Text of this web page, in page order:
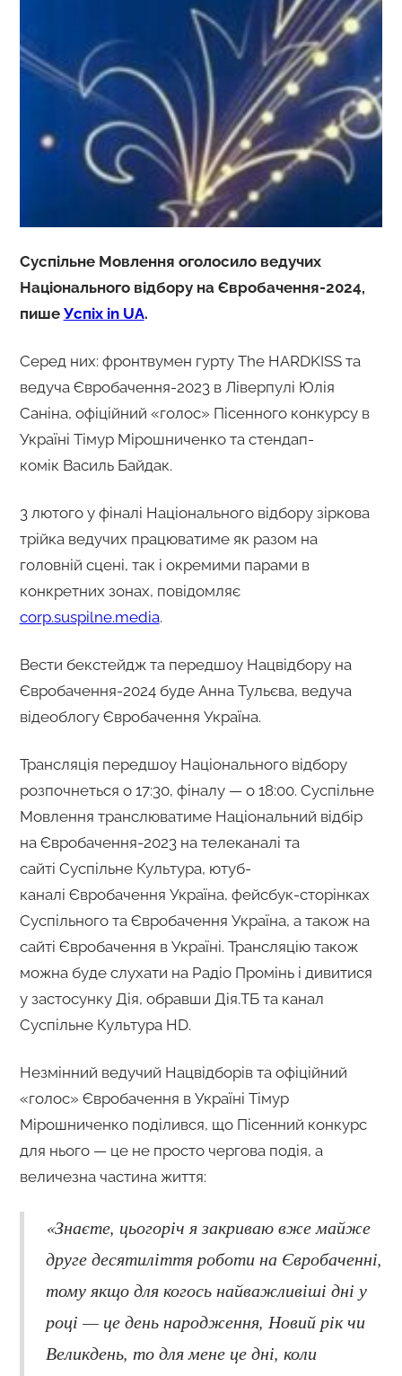
Суспільне Мовлення оголосило ведучих
Національного відбору на Євробачення-2024,
пише Успіх in UA.
Серед них: фронтвумен гурту The HARDKISS та
ведуча Євробачення-2023 в Ліверпулі Юлія
Саніна, офіційний «голос» Пісенного конкурсу в
Україні Тімур Мірошниченко та стендап-
комік Василь Байдак.
3 лютого у фіналі Національного відбору зіркова
трійка ведучих працюватиме як разом на
головній сцені, так і окремими парами в
конкретних зонах, повідомляє
corp.suspilne.media.
Вести бекстейдж та передшоу Нацвідбору на
Євробачення-2024 буде Анна Тульєва, ведуча
відеоблогу Євробачення Україна.
Трансляція передшоу Національного відбору
розпочнеться о 17:30, фіналу — о 18:00. Суспільне
Мовлення транслюватиме Національний відбір
на Євробачення-2023 на телеканалі та
сайті Суспільне Культура, ютуб-
каналі Євробачення Україна, фейсбук-сторінках
Суспільного та Євробачення Україна, а також на
сайті Євробачення в Україні.​ Трансляцію також
можна буде слухати на Радіо Промінь і дивитися
у застосунку Дія, обравши Дія.ТБ та канал
Суспільне Культура HD.
Незмінний ведучий Нацвідборів та офіційний
«голос» Євробачення в Україні Тімур
Мірошниченко поділився, що Пісенний конкурс
для нього — це не просто чергова подія, а
величезна частина життя:
«Знаєте, цьогоріч я закриваю вже майже
друге десятиліття роботи на Євробаченні,
тому якщо для когось найважливіші дні у
році — це день народження, Новий рік чи
Великдень, то для мене це дні, коли